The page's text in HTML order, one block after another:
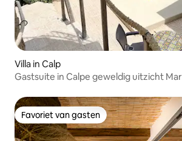
Villa in Calp
Gastsuite in Calpe geweldig uitzicht
Favoriet van gasten
Favoriet van gasten